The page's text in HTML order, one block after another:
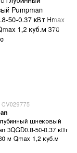
CV029775
шнековый
3QGD0.8-50-0.37 кВт
м Qmax 1,2 куб.м